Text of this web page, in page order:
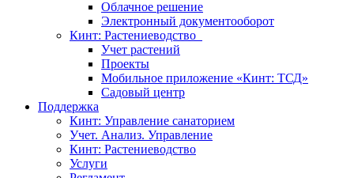
Облачное решение
Электронный документооборот
Кинт: Растениеводство
Учет растений
Проекты
Мобильное приложение «Кинт: ТСД»
Садовый центр
Поддержка
Кинт: Управление санаторием
Учет. Анализ. Управление
Кинт: Растениеводство
Услуги